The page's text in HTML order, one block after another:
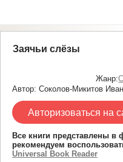
Заячьи слёзы
Жанр:
Автор: Соколов-Микитов
Авторизоваться на
Все книги представлены в
рекомендуем
Universal Book Reader